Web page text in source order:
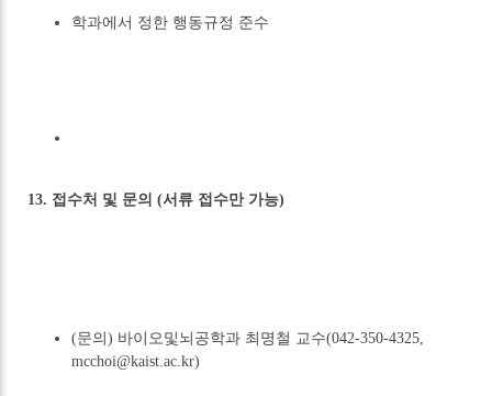
학과에서 정한 행동규정 준수
13. 접수처 및 문의 (서류 접수만 가능)
(문의) 바이오및뇌공학과 최명철 교수(042-350-4325,
mcchoi@kaist.ac.kr)